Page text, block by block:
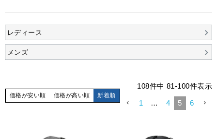
レディース
メンズ
価格が安い順 価格が高い順 新着順
108件中 81-100件表示
1 … 4 5 6